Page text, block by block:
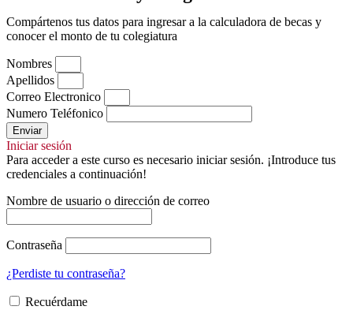
Compártenos tus datos para ingresar a la calculadora de becas y
conocer el monto de tu colegiatura
Nombres
Apellidos
Correo Electronico
Numero Teléfonico
Enviar
Iniciar sesión
Para acceder a este curso es necesario iniciar sesión. ¡Introduce tus
credenciales a continuación!
Nombre de usuario o dirección de correo
Contraseña
¿Perdiste tu contraseña?
Recuérdame